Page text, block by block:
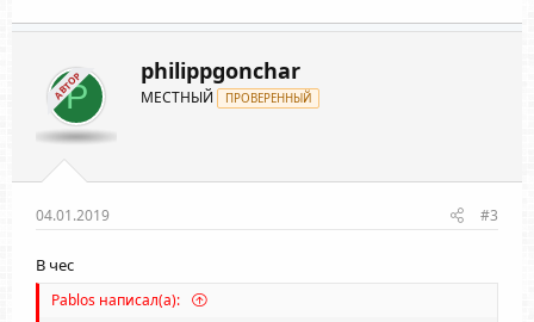
АВТОР
P
philippgonchar
МЕСТНЫЙ ПРОВЕРЕННЫЙ
04.01.2019 #3
В чес
Pablos написал(а):